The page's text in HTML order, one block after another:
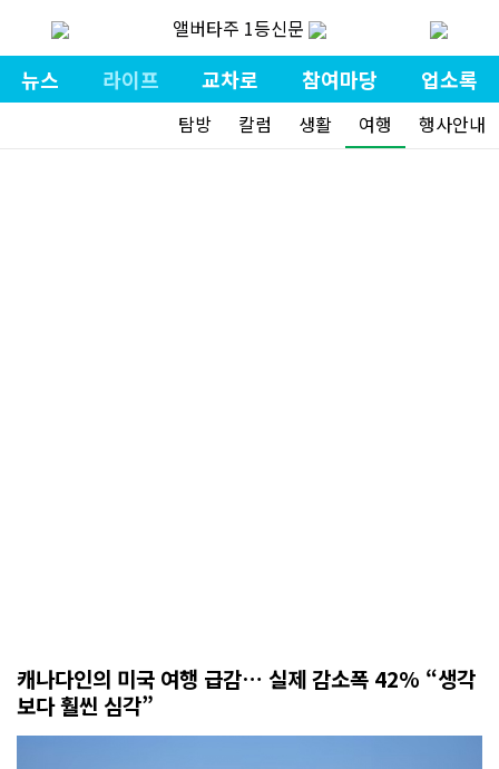
앨버타주 1등신문
뉴스 라이프 교차로 참여마당 업소록
탐방 칼럼 생활 여행 행사안내
캐나다인의 미국 여행 급감… 실제 감소폭 42% “생각
보다 훨씬 심각”